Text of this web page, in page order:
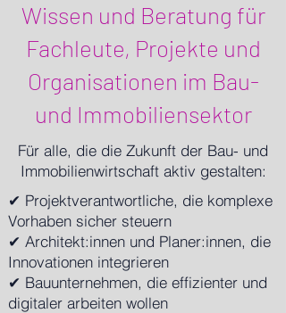
Wissen und Beratung für
Fachleute, Projekte und
Organisationen im Bau-
und Immobiliensektor
Für alle, die die Zukunft der Bau- und
Immobilienwirtschaft aktiv gestalten:
✔ Projektverantwortliche, die komplexe
Vorhaben sicher steuern
✔ Architekt:innen und Planer:innen, die
Innovationen integrieren
✔ Bauunternehmen, die effizienter und
digitaler arbeiten wollen